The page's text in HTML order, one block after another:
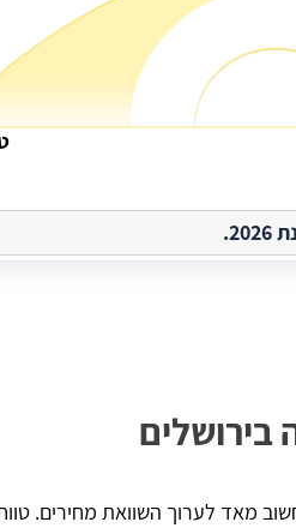
מאד לערוך השוואת מחירים.